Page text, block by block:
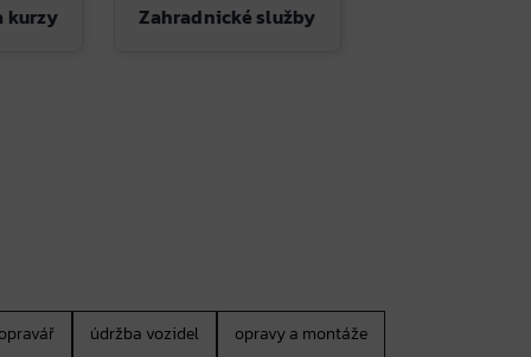
kurzy Zahradnické služby
údržba vozidel opravy a montáže